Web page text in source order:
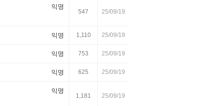
익명
547 25/09/19
익명 1,110 25/09/19
익명 753 25/09/19
익명 625 25/09/19
익명
1,181 25/09/19